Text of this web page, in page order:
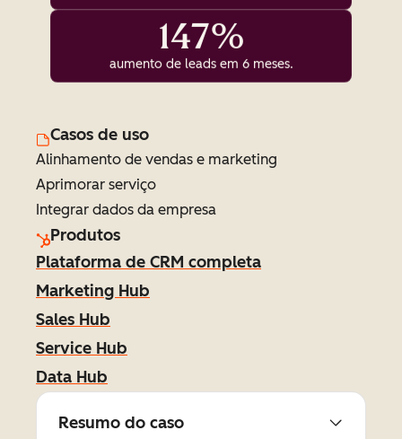
147%
aumento de leads em 6 meses.
Casos de uso
Alinhamento de vendas e marketing
Aprimorar serviço
Integrar dados da empresa
Produtos
Plataforma de CRM completa
Marketing Hub
Sales Hub
Service Hub
Data Hub
Resumo do caso